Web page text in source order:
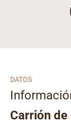
DATOS
Carrión de